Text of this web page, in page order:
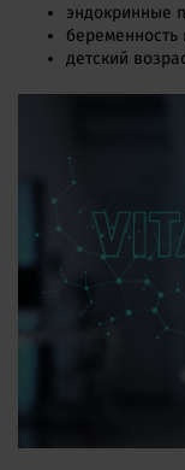
эндокринные
беременность
детский